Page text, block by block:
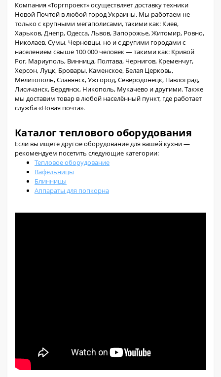
Компания «Торгпроект» осуществляет доставку техники
Новой Почтой в любой город Украины. Мы работаем не
только с крупными мегаполисами, такими как: Киев,
Харьков, Днепр, Одесса, Львов, Запорожье, Житомир, Ровно,
Николаев, Сумы, Черновцы, но и с другими городами с
населением свыше 100 000 человек — такими как: Кривой
Рог, Мариуполь, Винница, Полтава, Чернигов, Кременчуг,
Херсон, Луцк, Бровары, Каменское, Белая Церковь,
Мелитополь, Славянск, Ужгород, Северодонецк, Павлоград,
Лисичанск, Бердянск, Никополь, Мукачево и другими. Также
мы доставим товар в любой населённый пункт, где работает
служба «Новая почта».
Каталог теплового оборудования
Если вы ищете другое оборудование для вашей кухни —
рекомендуем посетить следующие категории:
Тепловое оборудование
Вафельницы
Блинницы
Аппараты для попкорна